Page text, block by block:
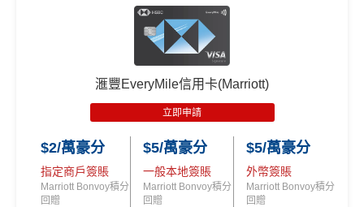
迎新禮遇 AE白金卡里先生優惠
2026年7月30日至8月31日23:59期間
$9,500，無得傾必需俾，留意新客及現有
全新美國運通基本卡會員*：迎新高達
(可換80,000里) +88里賞金#(由里先生派出)
現時或於申請日期起計過去 12 個月內
或取消任何由美國運通香港批核的信用卡或簽賬卡之基本
卡會員。
滙豐EveryMile信用卡(Marriott)
立即申請
$2/萬豪分
指定商戶簽賬
Marriott Bonvoy積分
回贈
$5/萬豪分
一般本地簽賬
Marriott Bonvoy積分
回贈
$5/萬豪分
外幣簽賬
Marriott Bonvoy積分
回贈